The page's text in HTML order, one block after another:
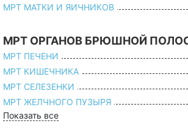
МРТ МАТКИ И ЯИЧНИКОВ
МРТ ОРГАНОВ БРЮШНОЙ
МРТ ПЕЧЕНИ
МРТ КИШЕЧНИКА
МРТ СЕЛЕЗЕНКИ
МРТ ЖЕЛЧНОГО ПУЗЫРЯ
Показать все